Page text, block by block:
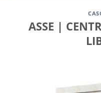
ASSE |